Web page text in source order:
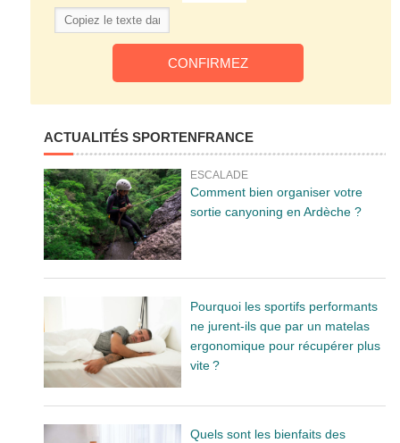
ACTUALITÉS SPORTENFRANCE
ESCALADE
Comment bien organiser votre
sortie canyoning en Ardèche ?
Pourquoi les sportifs performants
ne jurent-ils que par un matelas
ergonomique pour récupérer plus
vite ?
Quels sont les bienfaits des